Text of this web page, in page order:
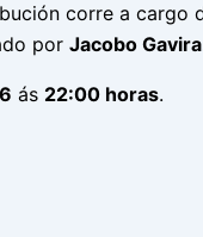
corre a cargo
por Jacobo Gavira
ás 22:00 horas.